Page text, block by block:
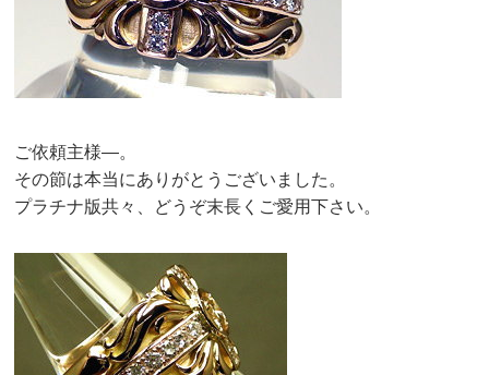
ご依頼主様—。
その節は本当にありがとうございました。
プラチナ版共々、どうぞ末長くご愛用下さい。